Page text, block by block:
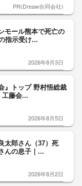
PR(Dreaw合同会社)
モール熊本で死亡の
指示受け...
2026年8月3日
』トップ 野村悟総裁
工藤会...
2026年8月5日
太郎さん（37）死
んの息子｜...
2026年8月2日